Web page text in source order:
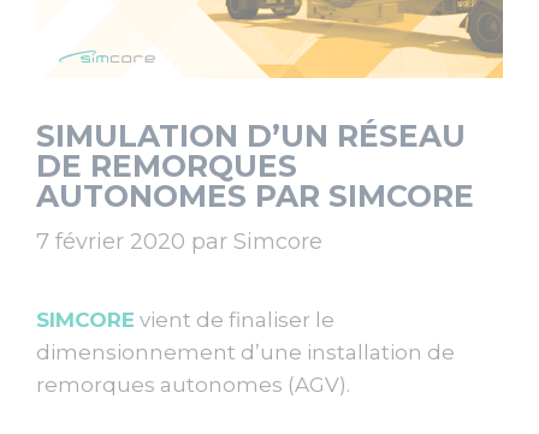
SIMULATION D’UN RÉSEAU
DE REMORQUES
AUTONOMES PAR SIMCORE
7 février 2020 par Simcore
SIMCORE vient de finaliser le
dimensionnement d’une installation de
remorques autonomes (AGV).